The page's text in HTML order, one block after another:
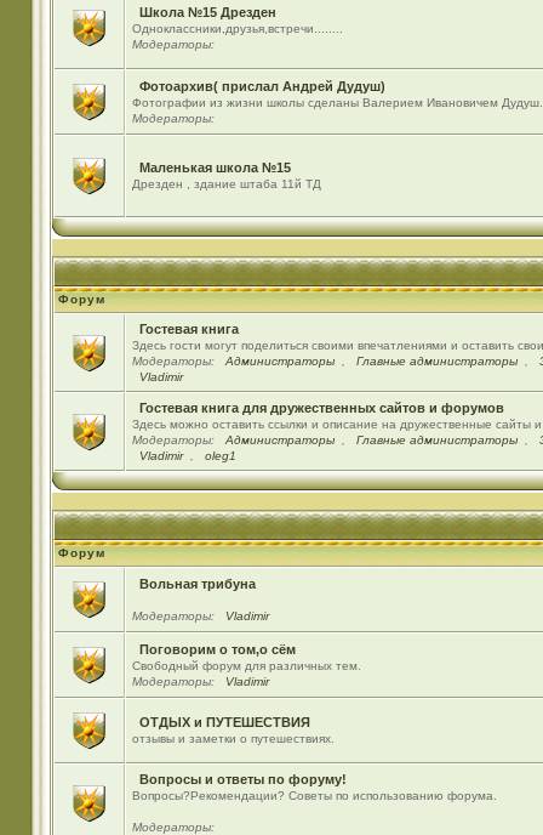
Школа №15 Дрезден
Одноклассники,друзья,встречи........
Модераторы:
Фотоархив( прислал Андрей Дудуш)
Фотографии из жизни школы сделаны Валерием Ивановичем Дудуш.
Модераторы:
Маленькая школа №15
Дрезден , здание штаба 11й ТД
Форум
Гостевая книга
Здесь гости могут поделиться своими впечатлениями и оставить
Модераторы:
Администраторы Главные администраторы
Vladimir
Гостевая книга для дружественных сайтов и форумов
Здесь можно оставить ссылки и описание на дружественные сайты
Модераторы:
Администраторы Главные администраторы
Vladimir
oleg1
Форум
Вольная трибуна
Модераторы: Vladimir
Поговорим о том,о сём
Свободный форум для различных тем.
Модераторы:
Vladimir
ОТДЫХ и ПУТЕШЕСТВИЯ
отзывы и заметки о путешествиях.
Вопросы и ответы по форуму!
Вопросы?Рекомендации? Советы по использованию форума.
Модераторы: